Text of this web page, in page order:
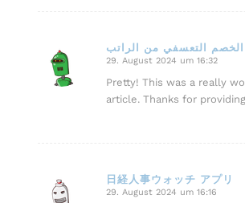
الخصم التعسفي من الراتب
sagte:
29. August 2024 um 16:32
Pretty! This was a really
article. Thanks for
日経人事ウォッチ アプリ
sagte:
29. August 2024 um 16:16